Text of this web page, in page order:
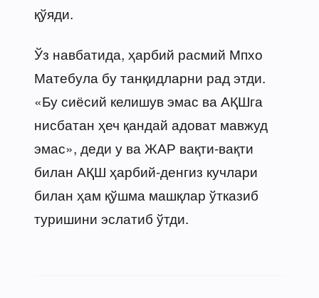
қўяди.
Ўз навбатида, ҳарбий расмий Мпхо
Матебула бу танқидларни рад этди.
«Бу сиёсий келишув эмас ва АҚШга
нисбатан ҳеч қандай адоват мавжуд
эмас», деди у ва ЖАР вақти-вақти
билан АҚШ ҳарбий-денгиз кучлари
билан ҳам қўшма машқлар ўтказиб
туришини эслатиб ўтди.